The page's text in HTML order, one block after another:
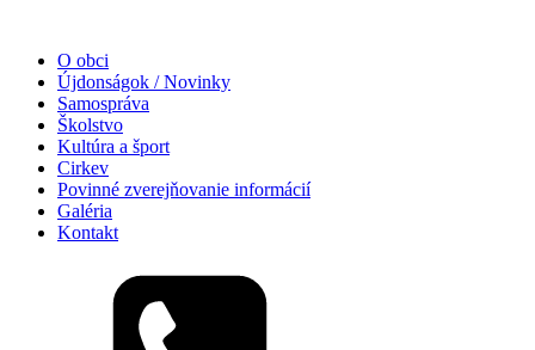
O obci
Újdonságok / Novinky
Samospráva
Školstvo
Kultúra a šport
Cirkev
Povinné zverejňovanie informácií
Galéria
Kontakt